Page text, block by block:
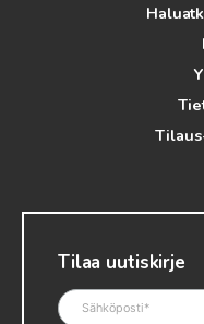
Tilaa uutiskirje